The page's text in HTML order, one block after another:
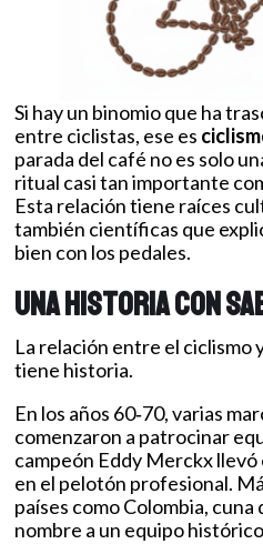
Si hay un binomio que ha
entre ciclistas, ese es
parada del café no es solo
ritual casi tan importante
Esta relación tiene raíces
también científicas que
bien con los pedales.
Una historia con
La relación entre el ciclismo
tiene historia.
En los años 60‑70, varias
comenzaron a patrocinar
campeón Eddy Merckx
en el pelotón profesional.
países como Colombia,
nombre a un equipo